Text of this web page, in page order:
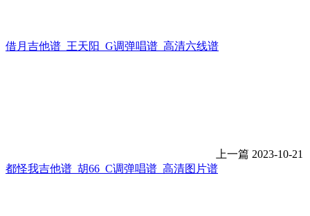
借月吉他谱_王天阳_G调弹唱谱_高清六线谱
上一篇 2023-10-21
都怪我吉他谱_胡66_C调弹唱谱_高清图片谱